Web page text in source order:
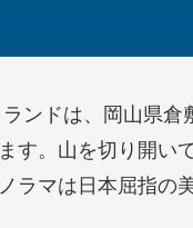
ンドは、岡山県
す。山を切り開い
ラマは日本屈指の